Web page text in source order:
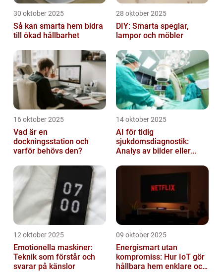
30 oktober 2025
Så kan smarta hem bidra
till ökad hållbarhet
28 oktober 2025
DIY: Smarta speglar,
lampor och möbler
16 oktober 2025
Vad är en
dockningsstation och
varför behövs den?
14 oktober 2025
AI för tidig
sjukdomsdiagnostik:
Analys av bilder eller
12 oktober 2025
Emotionella maskiner:
Teknik som förstår och
svarar på känslor
09 oktober 2025
Energismart utan
kompromiss: Hur IoT gör
hållbara hem enklare och